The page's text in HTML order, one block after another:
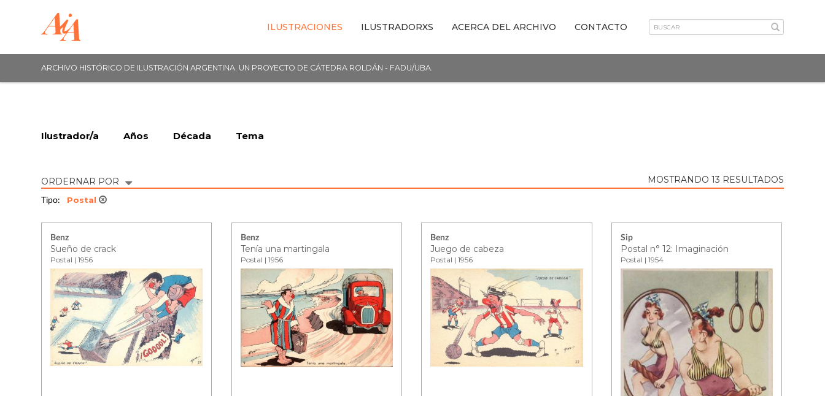
ILUSTRACIONES ILUSTRADORXS ACERCA DEL ARCHIVO CONTACTO
ARCHIVO HISTÓRICO DE ILUSTRACIÓN ARGENTINA. UN PROYECTO DE CÁTEDRA ROLDÁN - FADU/UBA.
Ilustrador/a Años Década Tema
ORDERNAR POR MOSTRANDO 13 RESULTADOS
Tipo: Postal
Benz
Sueño de crack
Postal | 1956
Benz
Tenía una martingala
Postal | 1956
Benz
Juego de cabeza
Postal | 1956
Sip
Postal n° 12: Imaginación
Postal | 1954